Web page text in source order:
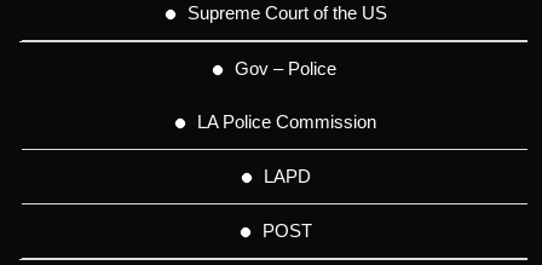
Supreme Court of the US
Gov – Police
LA Police Commission
LAPD
POST